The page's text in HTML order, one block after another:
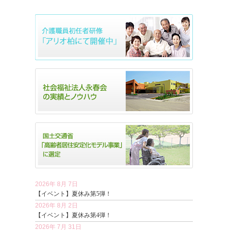
2026年 8月 7日
【イベント】夏休み第5弾！
2026年 8月 2日
【イベント】夏休み第4弾！
2026年 7月 31日